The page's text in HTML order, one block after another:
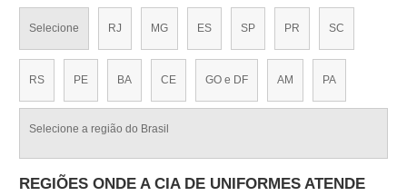
Selecione RJ MG ES SP PR SC
RS PE BA CE GO e DF AM PA
Selecione a região do Brasil
REGIÕES ONDE A CIA DE UNIFORMES ATENDE